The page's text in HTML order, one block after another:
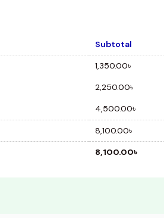
Subtotal
1,350.00৳
2,250.00৳
4,500.00৳
8,100.00৳
8,100.00৳